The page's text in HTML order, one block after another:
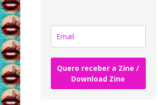
Quero receber a Zine /
Download Zine